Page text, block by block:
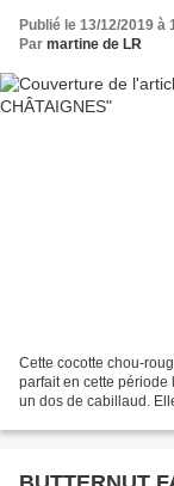
Publié le 13/12/2019 à
Par martine de LR
Cette cocotte chou-
parfait en cette période
un dos de cabillaud.